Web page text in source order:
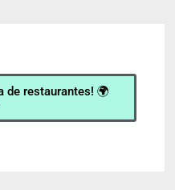
de restaurantes! 🌍